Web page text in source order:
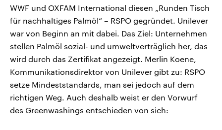
WWF und OXFAM International diesen „Runden Tisch
für nachhaltiges Palmöl“ – RSPO gegründet. Unilever
war von Beginn an mit dabei. Das Ziel: Unternehmen
stellen Palmöl sozial- und umweltverträglich her, das
wird durch das Zertifikat angezeigt. Merlin Koene,
Kommunikationsdirektor von Unilever gibt zu: RSPO
setze Mindeststandards, man sei jedoch auf dem
richtigen Weg. Auch deshalb weist er den Vorwurf
des Greenwashings entschieden von sich: